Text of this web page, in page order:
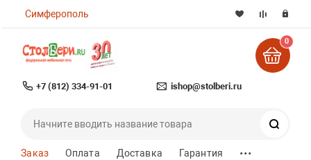
Симферополь
+7 (812) 334-91-01 ishop@stolberi.ru
0
Заказ Оплата Доставка Гарантия ...